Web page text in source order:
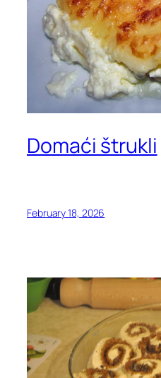
Domaći štrukli
February 18, 2026